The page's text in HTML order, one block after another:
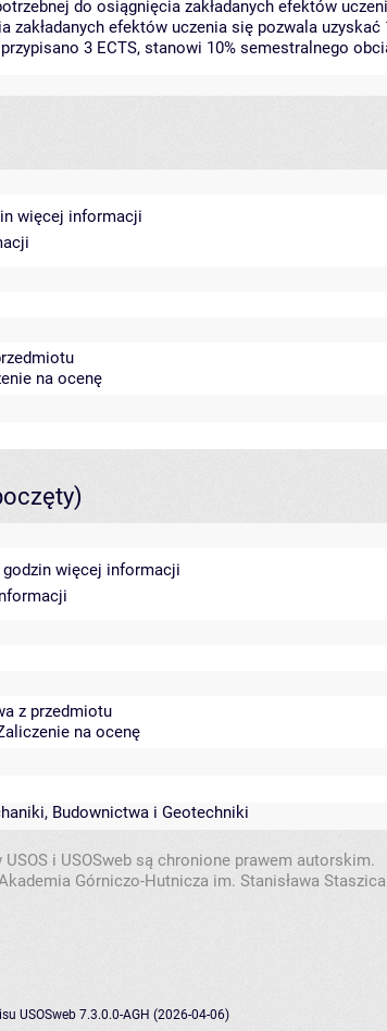
do osiągnięcia zakładanych efektów
efektów uczenia się pozwala uzyskać
3 ECTS, stanowi 10% semestralnego
więcej informacji
na ocenę
więcej informacji
z przedmiotu
na ocenę
Budownictwa i Geotechniki
i USOSweb są chronione prawem autorskim.
Górniczo-Hutnicza im. Stanisława
USOSweb 7.3.0.0-AGH (2026-04-06)